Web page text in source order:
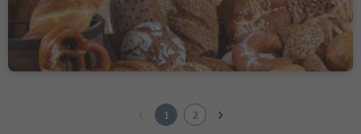
Nova Levante, Regione dolomitica Val d'Ega
1
2